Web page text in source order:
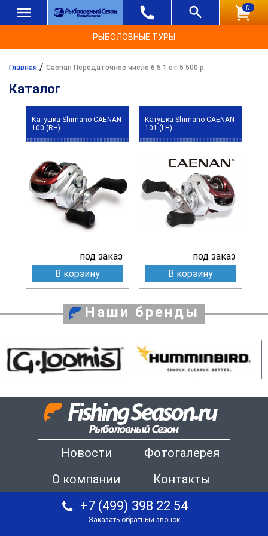
0
РЫБОЛОВНЫЕ ТУРЫ
Главная / Caenan Передаточное число 6.5:1 от 5 500 р.
Каталог
Катушка Shimano CAENAN
100 (RH)
под заказ
В корзину
Катушка Shimano CAENAN
101 (LH)
под заказ
В корзину
Наши бренды
Новости
Фотогалерея
О компании
Контакты
+7 (499) 398 22 54
Заказать обратный звонок